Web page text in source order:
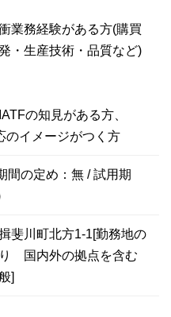
業務経験がある方(購買
・生産技術・品質など)
の知見がある方、
のイメージがつく方
間の定め：無 / 試用期
斐川町北方1-1[勤務地の
国内外の拠点を含む
]